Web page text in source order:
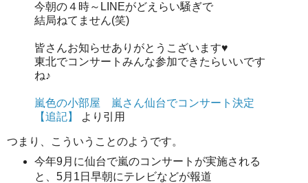
今朝の４時～LINEがどえらい騒ぎで
結局ねてません(笑)
皆さんお知らせありがとうこざいます♥
東北でコンサートみんな参加できたらいいです
ね♪
嵐色の小部屋 嵐さん仙台でコンサート決定
【追記】
より引用
つまり、こういうことのようです。
今年9月に仙台で嵐のコンサートが実施される
と、5月1日早朝にテレビなどが報道